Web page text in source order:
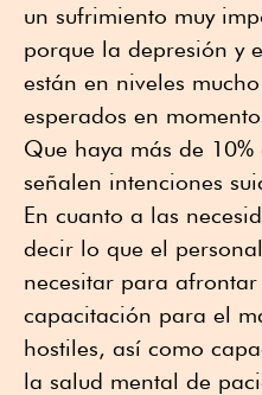
un sufrimiento muy
porque la depresión y
están en niveles
esperados en
Que haya más de 10%
señalen intenciones
En cuanto a las
decir lo que el
necesitar para
capacitación para el
hostiles, así como
la salud mental de